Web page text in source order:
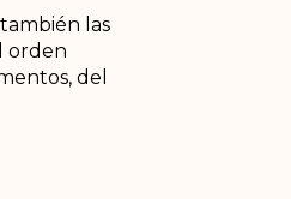
las
orden
del